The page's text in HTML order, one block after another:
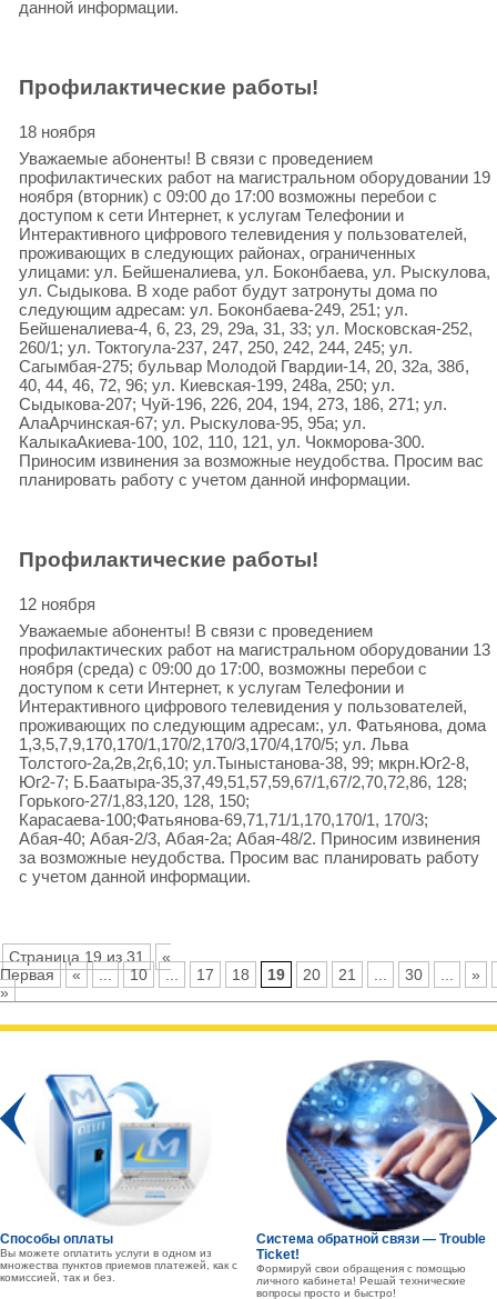
данной информации.
Профилактические работы!
18 ноября
Уважаемые абоненты! В связи с проведением
профилактических работ на магистральном оборудовании 19
ноября (вторник) с 09:00 до 17:00 возможны перебои с
доступом к сети Интернет, к услугам Телефонии и
Интерактивного цифрового телевидения у пользователей,
проживающих в следующих районах, ограниченных
улицами: ул. Бейшеналиева, ул. Боконбаева, ул. Рыскулова,
ул. Сыдыкова. В ходе работ будут затронуты дома по
следующим адресам: ул. Боконбаева-249, 251; ул.
Бейшеналиева-4, 6, 23, 29, 29а, 31, 33; ул. Московская-252,
260/1; ул. Токтогула-237, 247, 250, 242, 244, 245; ул.
Сагымбая-275; бульвар Молодой Гвардии-14, 20, 32а, 38б,
40, 44, 46, 72, 96; ул. Киевская-199, 248а, 250; ул.
Сыдыкова-207; Чуй-196, 226, 204, 194, 273, 186, 271; ул.
АлаАрчинская-67; ул. Рыскулова-95, 95а; ул.
КалыкаАкиева-100, 102, 110, 121, ул. Чокморова-300.
Приносим извинения за возможные неудобства. Просим вас
планировать работу с учетом данной информации.
Профилактические работы!
12 ноября
Уважаемые абоненты! В связи с проведением
профилактических работ на магистральном оборудовании 13
ноября (среда) с 09:00 до 17:00, возможны перебои с
доступом к сети Интернет, к услугам Телефонии и
Интерактивного цифрового телевидения у пользователей,
проживающих по следующим адресам:, ул. Фатьянова, дома
1,3,5,7,9,170,170/1,170/2,170/3,170/4,170/5; ул. Льва
Толстого-2а,2в,2г,6,10; ул.Тыныстанова-38, 99; мкрн.Юг2-8,
Юг2-7; Б.Баатыра-35,37,49,51,57,59,67/1,67/2,70,72,86, 128;
Горького-27/1,83,120, 128, 150;
Карасаева-100;Фатьянова-69,71,71/1,170,170/1, 170/3;
Абая-40; Абая-2/3, Абая-2а; Абая-48/2. Приносим извинения
за возможные неудобства. Просим вас планировать работу
с учетом данной информации.
Страница 19 из 31
«
Первая
« ... 10 ... 17 18 19 20 21 30
»
»
Способы оплаты
Вы можете оплатить услуги в одном из
множества пунктов приемов платежей, как с
комиссией, так и без.
Система обратной связи — Trouble
Ticket!
Формируй свои обращения с помощью
личного кабинета! Решай технические
вопросы просто и быстро!